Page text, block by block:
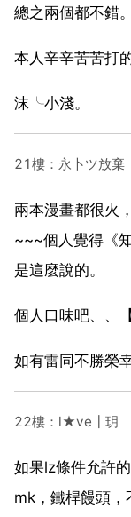
總之兩個都不錯
本人辛辛苦苦打
沫╰小淺。
21樓：永卜ツ放棄
兩本漫畫都很火
~~~個人覺得《
是這麼說的。
個人口味吧、、
如有雷同不勝榮
22樓：l★ve┃玥
如果lz條件允許
mk，鐵桿饅頭，